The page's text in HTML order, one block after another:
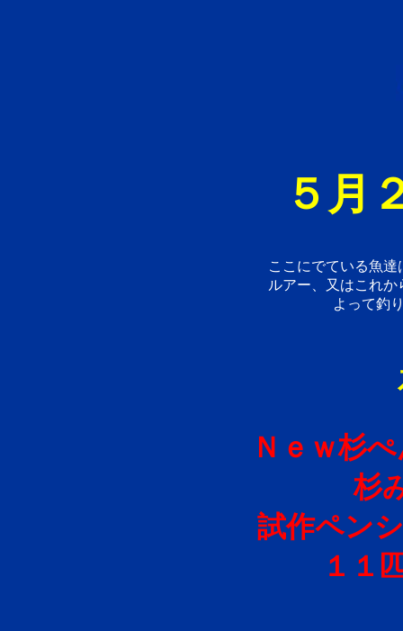
５月
ここにでている魚
ルアー、又はこれ
よって釣
Ｎｅｗ杉
杉
試作ペン
１１